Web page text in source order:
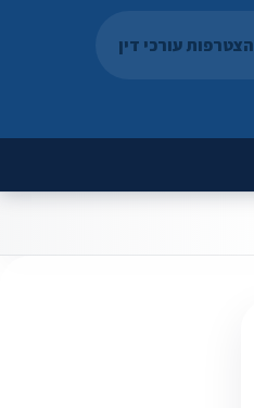
הצטרפות עורכי דין